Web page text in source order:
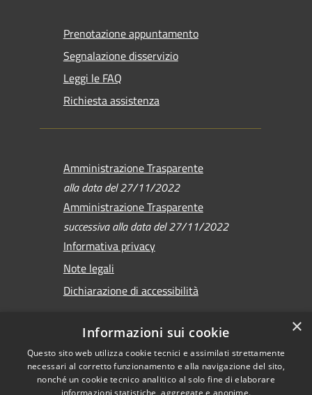
Prenotazione appuntamento
Segnalazione disservizio
Leggi le FAQ
Richiesta assistenza
Amministrazione Trasparente
alla data del 27/11/2022
Amministrazione Trasparente
successiva alla data del 27/11/2022
Informativa privacy
Note legali
Dichiarazione di accessibilità
RSS
Accessibilità
Copyright © 2026 •
Comune di Sirmione •
×
Informazioni sui cookie
Questo sito web utilizza cookie tecnici e assimilati strettamente
necessari al corretto funzionamento e alla navigazione del sito,
nonché un cookie tecnico analitico al solo fine di elaborare
informazioni statistiche, aggregate e anonime.